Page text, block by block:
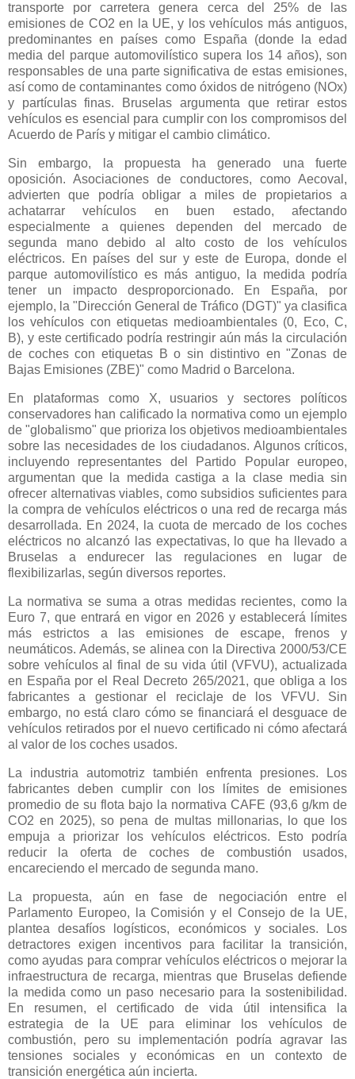
transporte por carretera genera cerca del 25% de las
emisiones de CO2 en la UE, y los vehículos más antiguos,
predominantes en países como España (donde la edad
media del parque automovilístico supera los 14 años), son
responsables de una parte significativa de estas emisiones,
así como de contaminantes como óxidos de nitrógeno (NOx)
y partículas finas. Bruselas argumenta que retirar estos
vehículos es esencial para cumplir con los compromisos del
Acuerdo de París y mitigar el cambio climático.
Sin embargo, la propuesta ha generado una fuerte
oposición. Asociaciones de conductores, como Aecoval,
advierten que podría obligar a miles de propietarios a
achatarrar vehículos en buen estado, afectando
especialmente a quienes dependen del mercado de
segunda mano debido al alto costo de los vehículos
eléctricos. En países del sur y este de Europa, donde el
parque automovilístico es más antiguo, la medida podría
tener un impacto desproporcionado. En España, por
ejemplo, la "Dirección General de Tráfico (DGT)" ya clasifica
los vehículos con etiquetas medioambientales (0, Eco, C,
B), y este certificado podría restringir aún más la circulación
de coches con etiquetas B o sin distintivo en "Zonas de
Bajas Emisiones (ZBE)" como Madrid o Barcelona.
En plataformas como X, usuarios y sectores políticos
conservadores han calificado la normativa como un ejemplo
de "globalismo" que prioriza los objetivos medioambientales
sobre las necesidades de los ciudadanos. Algunos críticos,
incluyendo representantes del Partido Popular europeo,
argumentan que la medida castiga a la clase media sin
ofrecer alternativas viables, como subsidios suficientes para
la compra de vehículos eléctricos o una red de recarga más
desarrollada. En 2024, la cuota de mercado de los coches
eléctricos no alcanzó las expectativas, lo que ha llevado a
Bruselas a endurecer las regulaciones en lugar de
flexibilizarlas, según diversos reportes.
La normativa se suma a otras medidas recientes, como la
Euro 7, que entrará en vigor en 2026 y establecerá límites
más estrictos a las emisiones de escape, frenos y
neumáticos. Además, se alinea con la Directiva 2000/53/CE
sobre vehículos al final de su vida útil (VFVU), actualizada
en España por el Real Decreto 265/2021, que obliga a los
fabricantes a gestionar el reciclaje de los VFVU. Sin
embargo, no está claro cómo se financiará el desguace de
vehículos retirados por el nuevo certificado ni cómo afectará
al valor de los coches usados.
La industria automotriz también enfrenta presiones. Los
fabricantes deben cumplir con los límites de emisiones
promedio de su flota bajo la normativa CAFE (93,6 g/km de
CO2 en 2025), so pena de multas millonarias, lo que los
empuja a priorizar los vehículos eléctricos. Esto podría
reducir la oferta de coches de combustión usados,
encareciendo el mercado de segunda mano.
La propuesta, aún en fase de negociación entre el
Parlamento Europeo, la Comisión y el Consejo de la UE,
plantea desafíos logísticos, económicos y sociales. Los
detractores exigen incentivos para facilitar la transición,
como ayudas para comprar vehículos eléctricos o mejorar la
infraestructura de recarga, mientras que Bruselas defiende
la medida como un paso necesario para la sostenibilidad.
En resumen, el certificado de vida útil intensifica la
estrategia de la UE para eliminar los vehículos de
combustión, pero su implementación podría agravar las
tensiones sociales y económicas en un contexto de
transición energética aún incierta.